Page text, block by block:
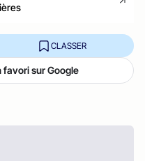
CLASSER
sur Google